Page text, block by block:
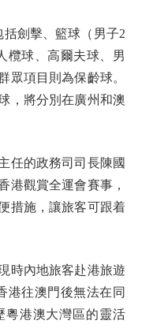
劍擊、籃球（男子2
欖球、高爾夫球、男
眾項目則為保齡球。
，將分別在廣州和澳
的政務司司長陳國
港觀賞全運會賽事，
措施，讓旅客可跟着
內地旅客赴港旅遊
港往澳門後無法在同
粵港澳大灣區的靈活